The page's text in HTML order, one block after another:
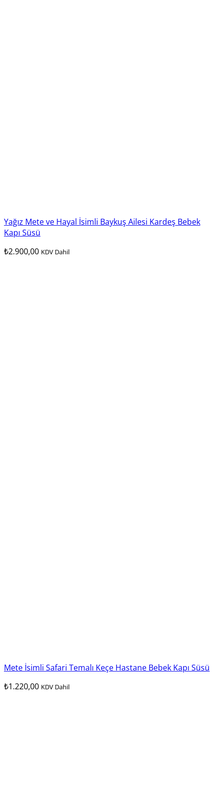
Yağız Mete ve Hayal İsimli Baykuş Ailesi Kardeş Bebek
Kapı Süsü
₺2.900,00 KDV Dahil
Mete İsimli Safari Temalı Keçe Hastane Bebek Kapı Süsü
₺1.220,00 KDV Dahil